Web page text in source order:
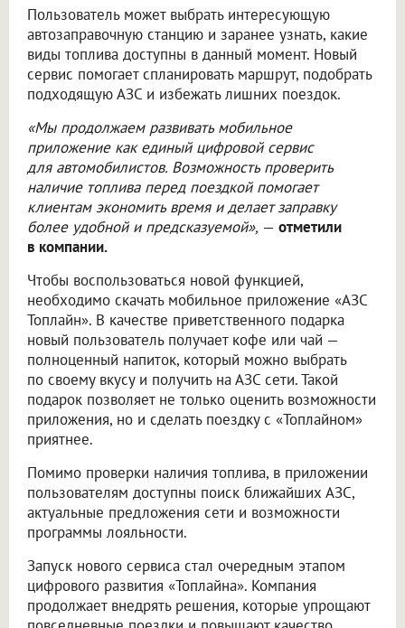
Пользователь может выбрать интересующую
автозаправочную станцию и заранее узнать, какие
виды топлива доступны в данный момент. Новый
сервис помогает спланировать маршрут, подобрать
подходящую АЗС и избежать лишних поездок.
«Мы продолжаем развивать мобильное
приложение как единый цифровой сервис
для автомобилистов. Возможность проверить
наличие топлива перед поездкой помогает
клиентам экономить время и делает заправку
более удобной и предсказуемой», — отметили
в компании.
Чтобы воспользоваться новой функцией,
необходимо скачать мобильное приложение «АЗС
Топлайн». В качестве приветственного подарка
новый пользователь получает кофе или чай —
полноценный напиток, который можно выбрать
по своему вкусу и получить на АЗС сети. Такой
подарок позволяет не только оценить возможности
приложения, но и сделать поездку с «Топлайном»
приятнее.
Помимо проверки наличия топлива, в приложении
пользователям доступны поиск ближайших АЗС,
актуальные предложения сети и возможности
программы лояльности.
Запуск нового сервиса стал очередным этапом
цифрового развития «Топлайна». Компания
продолжает внедрять решения, которые упрощают